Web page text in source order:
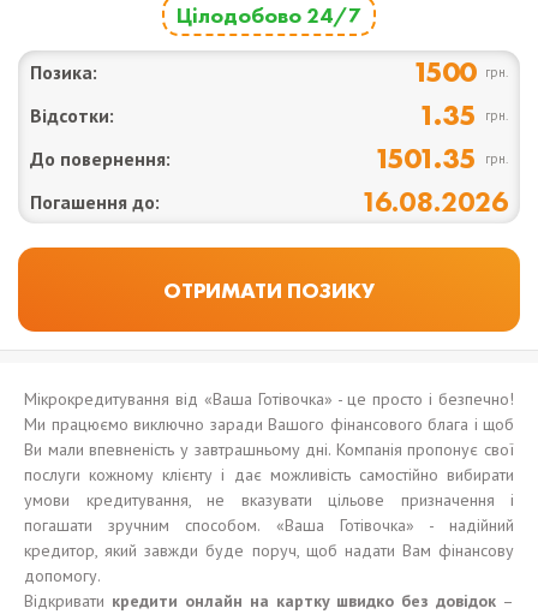
Цілодобово 24/7
Позика: 1500 грн.
Відсотки: 1.35 грн.
До повернення: 1501.35 грн.
Погашення до: 16.08.2026
Мікрокредитування від «Ваша Готівочка» - це просто і безпечно!
Ми працюємо виключно заради Вашого фінансового блага і щоб
Ви мали впевненість у завтрашньому дні. Компанія пропонує свої
послуги кожному клієнту і дає можливість самостійно вибирати
умови кредитування, не вказувати цільове призначення і
погашати зручним способом. «Ваша Готівочка» - надійний
кредитор, який завжди буде поруч, щоб надати Вам фінансову
допомогу.
Відкривати кредити онлайн на картку швидко бездовідок –